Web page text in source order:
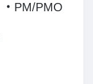
PM/PMO